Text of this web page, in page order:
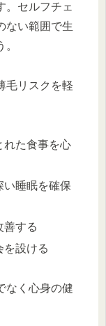
。セルフチェ
ない範囲で生
毛リスクを軽
れた食事を心
い睡眠を確保
善する
を設ける
なく心身の健